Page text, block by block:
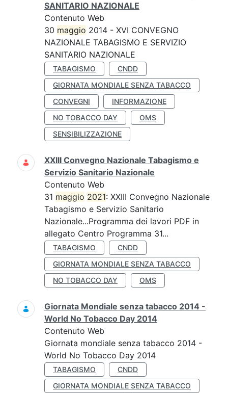
SANITARIO NAZIONALE
Contenuto Web
30 maggio 2014 - XVI CONVEGNO
NAZIONALE TABAGISMO E SERVIZIO
SANITARIO NAZIONALE
TABAGISMO
CNDD
GIORNATA MONDIALE SENZA TABACCO
CONVEGNI
INFORMAZIONE
NO TOBACCO DAY
OMS
SENSIBILIZZAZIONE
XXIII Convegno Nazionale Tabagismo e
Servizio Sanitario Nazionale
Contenuto Web
31 maggio 2021: XXIII Convegno Nazionale
Tabagismo e Servizio Sanitario
Nazionale...Programma dei lavori PDF in
allegato Centro Programma 31...
TABAGISMO
CNDD
GIORNATA MONDIALE SENZA TABACCO
NO TOBACCO DAY
OMS
Giornata Mondiale senza tabacco 2014 -
World No Tobacco Day 2014
Contenuto Web
Giornata mondiale senza tabacco 2014 -
World No Tobacco Day 2014
TABAGISMO
CNDD
GIORNATA MONDIALE SENZA TABACCO